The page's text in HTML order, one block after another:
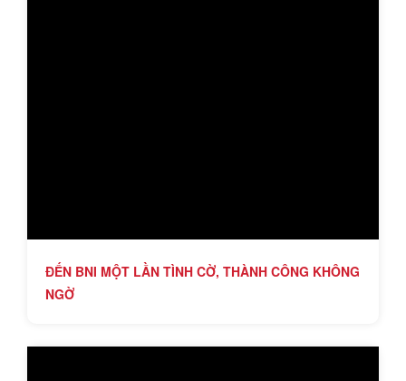
ĐẾN BNI MỘT LẦN TÌNH CỜ, THÀNH CÔNG KHÔNG
NGỜ